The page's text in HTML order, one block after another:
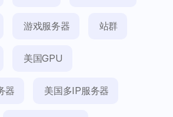
游戏服务器 站群
美国GPU
器 美国多IP服务器